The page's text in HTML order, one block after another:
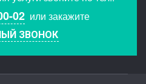
02 или закажите
ЗВОНОК